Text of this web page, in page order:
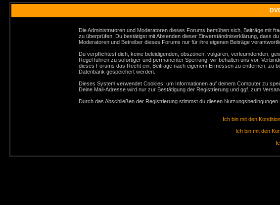
Die Administratoren und Moderatoren dieses Forums bemühen sich, Beiträge mit
zu überprüfen. Du bestätigst mit Absenden dieser Einverständniserklärung, dass
Moderatoren und Betreiber dieses Forums nur für ihre eigenen Beiträge
Du verpflichtest dich, keine beleidigenden, obszönen, vulgären, verleumdenden,
Regel führen zu sofortiger und permanenter Sperrung, wir behalten uns vor,
dieses Forums das Recht ein, Beiträge nach eigenem Ermessen zu entfernen, zu
Datenbank gespeichert werden.
Dieses System verwendet Cookies, um Informationen auf deinem Computer zu
Deine Mail-Adresse wird nur zur Bestätigung der Registrierung und ggf. zum
Durch das Abschließen der Registrierung stimmst du diesen Nutzungsbedingungen
Ich bin mit den
Ich bin mit den